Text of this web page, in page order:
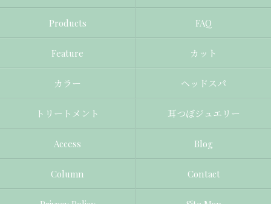
Products FAQ
Feature カット
カラー ヘッドスパ
トリートメント 耳つぼジュエリー
Access Blog
Column Contact